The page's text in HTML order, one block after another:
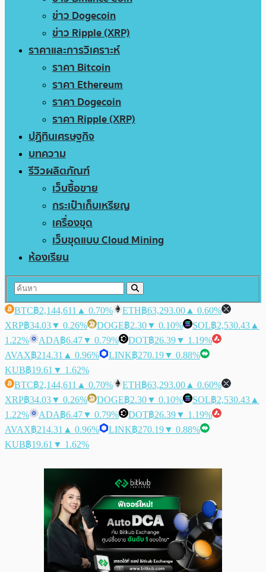
ข่าว Dogecoin
ข่าว Ripple (XRP)
ราคาและการวิเคราะห์
ราคา Bitcoin
ราคา Ethereum
ราคา Dogecoin
ราคา Ripple (XRP)
ปฏิทินเศรษฐกิจ
บทความ
รีวิวผลิตภัณฑ์
เว็บซื้อขาย
กระเป๋าเก็บเหรียญ
เครื่องขุด
เว็บขุดแบบ Cloud Mining
ห้องเรียน
BTC฿2,144,611 ▲ 0.70% ETH฿63,293.00 ▲ 0.60%
XRP฿34.03▼ 0.26% DOGE฿2.30▼ 0.10% SOL฿2,530.43 ▲
1.22%
ADA฿6.47▼ 0.79% DOT฿26.39▼ 1.19%
AVAX฿214.31 ▲ 0.96% LINK฿270.19▼ 0.88%
KUB฿19.61 ▼ 1.62%
BTC฿2,144,611 ▲ 0.70% ETH฿63,293.00 ▲ 0.60%
XRP฿34.03▼ 0.26% DOGE฿2.30▼ 0.10% SOL฿2,530.43 ▲
1.22%
ADA฿6.47▼ 0.79% DOT฿26.39▼ 1.19%
AVAX฿214.31 ▲ 0.96% LINK฿270.19▼ 0.88%
KUB฿19.61 ▼ 1.62%